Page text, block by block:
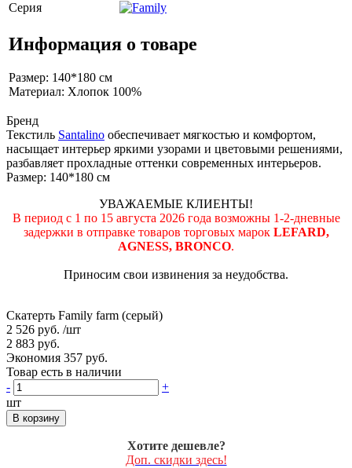
Серия
Информация о товаре
Размер: 140*180 см
Материал: Хлопок 100%
Бренд
Текстиль Santalino обеспечивает мягкостью и комфортом,
насыщает интерьер яркими узорами и цветовыми решениями,
разбавляет прохладные оттенки современных интерьеров.
Размер: 140*180 см
УВАЖАЕМЫЕ КЛИЕНТЫ!
В период с 1 по 15 августа 2026 года возможны 1-2-дневные
задержки в отправке товаров торговых марок LEFARD,
AGNESS, BRONCO.
Приносим свои извинения за неудобства.
Скатерть Family farm (серый)
2 526 руб. /шт
2 883 руб.
Экономия 357 руб.
Товар есть в наличии
-
+
шт
В корзину
Хотите дешевле?
Доп. скидки здесь!